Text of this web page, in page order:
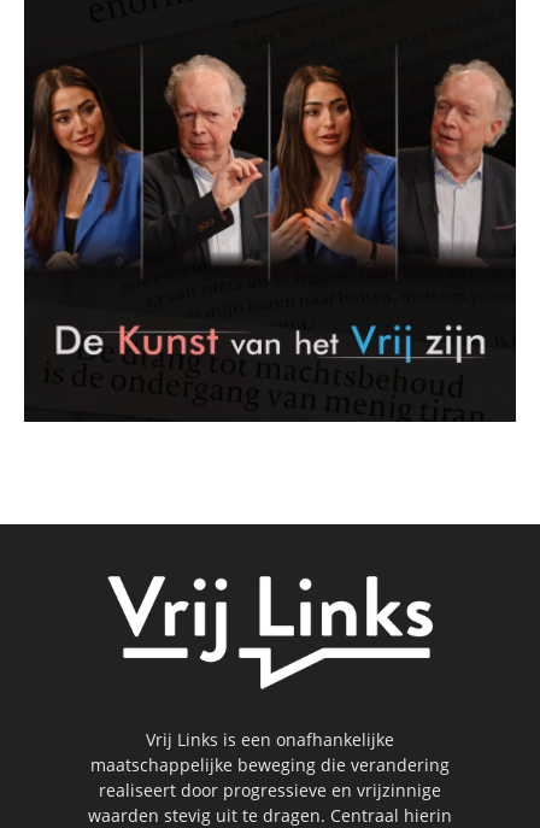
Vrij Links is een onafhankelijke
maatschappelijke beweging die verandering
realiseert door progressieve en vrijzinnige
waarden stevig uit te dragen. Centraal hierin